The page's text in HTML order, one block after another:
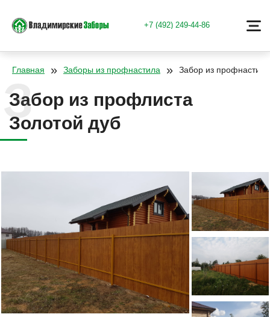
+7 (492) 249-44-86
Главная » Заборы из профнастила » Забор из
Забор из профлиста
Золотой дуб